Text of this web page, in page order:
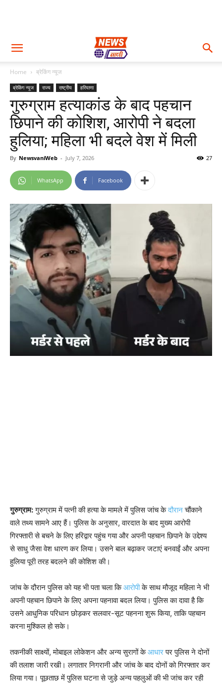
Home ब्रेकिंग न्यूज
ब्रेकिंग न्यूज राज्य राष्ट्रीय हरियाणा
गुरुग्राम हत्याकांड के बाद पहचान
छिपाने की कोशिश, आरोपी ने बदला
हुलिया; महिला भी बदले वेश में मिली
By NewsvaniWeb - July 7, 2026 27
WhatsApp Facebook
गुरुग्राम:गुरुग्राम में पत्नी की हत्या के मामले में पुलिस जांच केदौरानचौंकाने
वाले तथ्य सामने आए हैं। पुलिस के अनुसार, वारदात के बाद मुख्य आरोपी
गिरफ्तारी से बचने के लिए हरिद्वार पहुंच गया और अपनी पहचान छिपाने के उद्देश्य
से साधु जैसा वेश धारण कर लिया। उसने बाल बढ़ाकर जटाएं बनवाईं और अपना
हुलिया पूरी तरह बदलने की कोशिश की।
जांच के दौरान पुलिस को यह भी पता चला किआरोपीके साथ मौजूद महिला ने भी
अपनी पहचान छिपाने के लिए अपना पहनावा बदल लिया। पुलिस का दावा है कि
उसने आधुनिक परिधान छोड़कर सलवार-सूट पहनना शुरू किया, ताकि पहचान
करना मुश्किल हो सके।
तकनीकी साक्ष्यों, मोबाइल लोकेशन और अन्य सुरागों केआधारपर पुलिस ने दोनों
की तलाश जारी रखी। लगातार निगरानी और जांच के बाद दोनों को गिरफ्तार कर
लिया गया। पूछताछ में पुलिस घटना से जुड़े अन्य पहलुओं की भी जांच कर रही